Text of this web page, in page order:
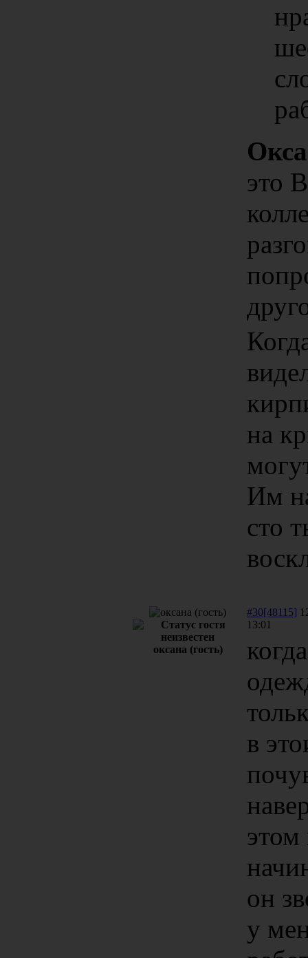
это
на
Им
сто
оксана (гость)
#30[48115]
13:01
в
этом
он
у